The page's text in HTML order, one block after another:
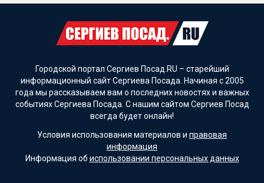
Городской портал Сергиев Посад.RU – старейший
информационный сайт Сергиева Посада. Начиная с 2005
года мы рассказываем вам о последних новостях и важных
событиях Сергиева Посада. С нашим сайтом Сергиев Посад
всегда будет онлайн!
Условия использования материалов и правовая
информация
Информация об использовании персональных данных